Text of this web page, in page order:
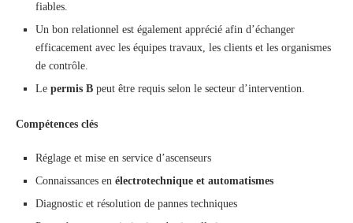
fiables.
Un bon relationnel est également apprécié afin d’échanger
efficacement avec les équipes travaux, les clients et les organismes
de contrôle.
Le permis B peut être requis selon le secteur d’intervention.
Compétences clés
Réglage et mise en service d’ascenseurs
Connaissances en électrotechnique et automatismes
Diagnostic et résolution de pannes techniques